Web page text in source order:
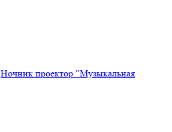
Ночник проектор "Музыкальная